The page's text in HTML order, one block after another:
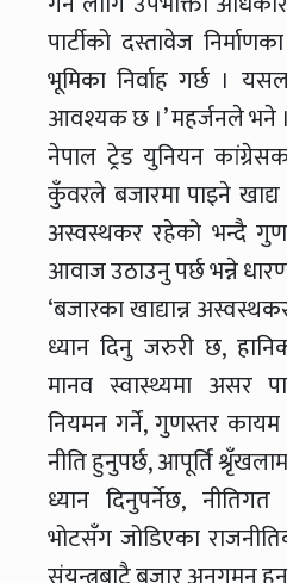
पार्टीको दस्तावेज
भूमिका निर्वाह गर्छ ।
आवश्यक छ ।’ महर्जनले भने ।
नेपाल ट्रेड युनियन
कुँवरले बजारमा पाइने
अस्वस्थकर रहेको भन्दै
आवाज उठाउनु पर्छ भन्ने
‘बजारका खाद्यान्न
ध्यान दिनु जरुरी छ,
मानव स्वास्थ्यमा असर
नियमन गर्ने, गुणस्तर
नीति हुनुपर्छ, आपूर्ति
ध्यान दिनुपर्नेछ,
भोटसँग जोडिएका